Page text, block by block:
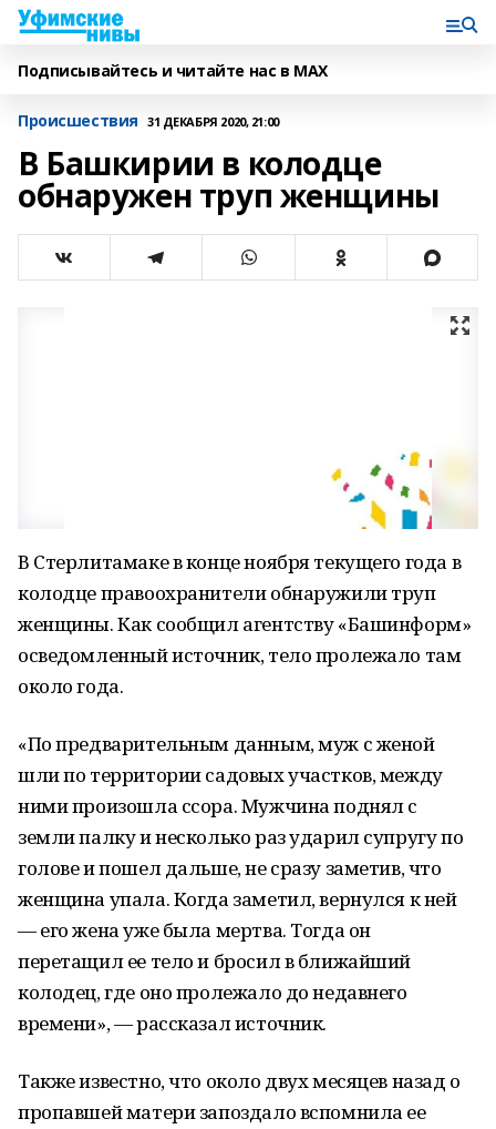
Подписывайтесь и читайте нас в MAX
Происшествия 31 ДЕКАБРЯ 2020, 21:00
В Башкирии в колодце
обнаружен труп женщины
В Стерлитамаке в конце ноября текущего года в
колодце правоохранители обнаружили труп
женщины. Как сообщил агентству «Башинформ»
осведомленный источник, тело пролежало там
около года.
«По предварительным данным, муж с женой
шли по территории садовых участков, между
ними произошла ссора. Мужчина поднял с
земли палку и несколько раз ударил супругу по
голове и пошел дальше, не сразу заметив, что
женщина упала. Когда заметил, вернулся к ней
— его жена уже была мертва. Тогда он
перетащил ее тело и бросил в ближайший
колодец, где оно пролежало до недавнего
времени», — рассказал источник.
Также известно, что около двух месяцев назад о
пропавшей матери запоздало вспомнила ее